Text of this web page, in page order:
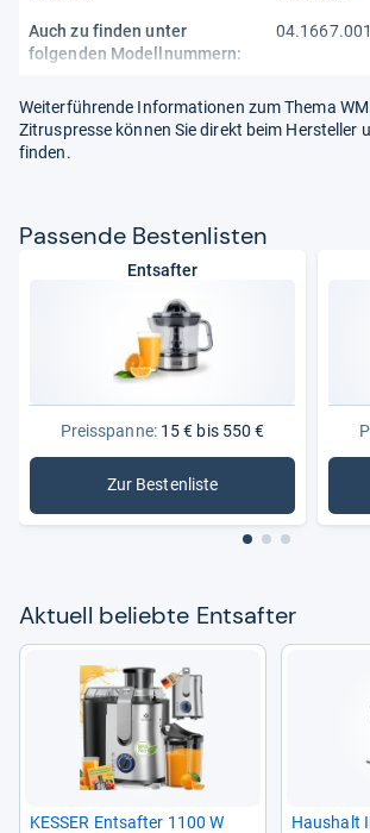
Auch zu finden unter
folgenden Modellnummern:
Weiterführende Informationen zum Thema
Zitruspresse können Sie direkt beim Hersteller
finden.
Pas­sende Bes­ten­lis­ten
Entsafter
Preisspanne:15 € bis 550 €
Zur Bestenliste
: Entsafter
Aktu­ell beliebte Ent­saf­ter
KES­SER Ent­saf­ter 1100 W
Haus­halt